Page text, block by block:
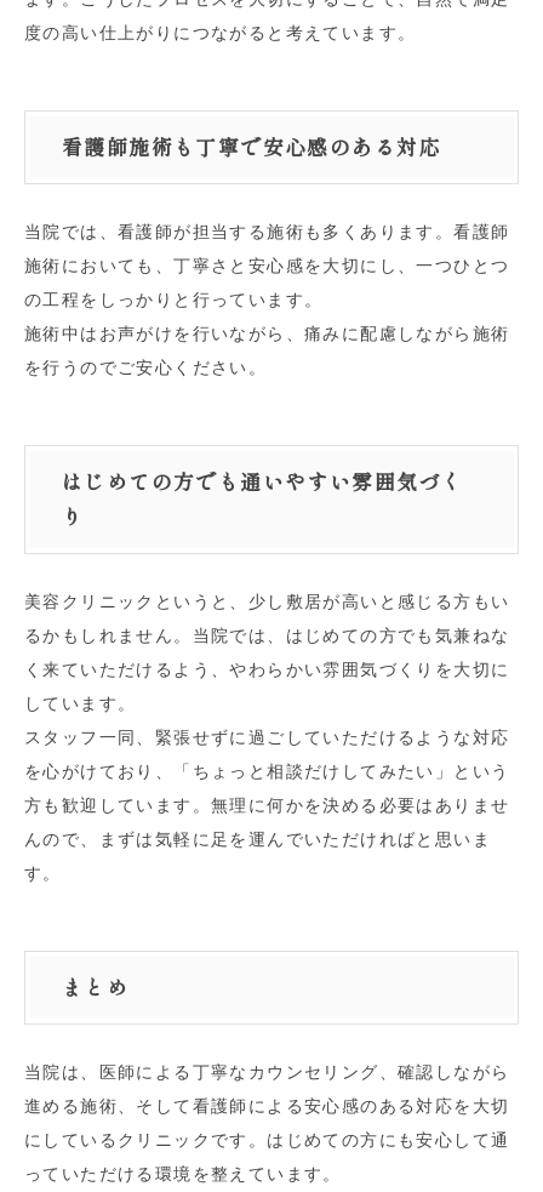
度の高い仕上がりにつながると考えています。
看護師施術も丁寧で安心感のある対応
当院では、看護師が担当する施術も多くあります。看護師
施術においても、丁寧さと安心感を大切にし、一つひとつ
の工程をしっかりと行っています。
施術中はお声がけを行いながら、痛みに配慮しながら施術
を行うのでご安心ください。
はじめての方でも通いやすい雰囲気づく
り
美容クリニックというと、少し敷居が高いと感じる方もい
るかもしれません。当院では、はじめての方でも気兼ねな
く来ていただけるよう、やわらかい雰囲気づくりを大切に
しています。
スタッフ一同、緊張せずに過ごしていただけるような対応
を心がけており、「ちょっと相談だけしてみたい」という
方も歓迎しています。無理に何かを決める必要はありませ
んので、まずは気軽に足を運んでいただければと思いま
す。
まとめ
当院は、医師による丁寧なカウンセリング、確認しながら
進める施術、そして看護師による安心感のある対応を大切
にしているクリニックです。はじめての方にも安心して通
っていただける環境を整えています。